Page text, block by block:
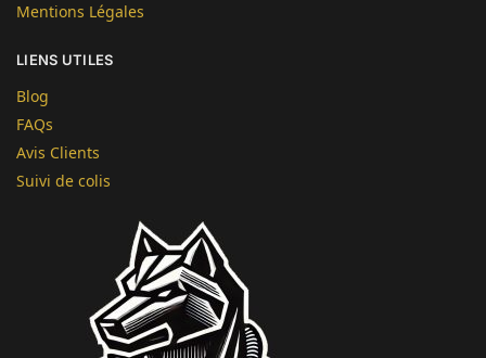
Mentions Légales
LIENS UTILES
Blog
FAQs
Avis Clients
Suivi de colis